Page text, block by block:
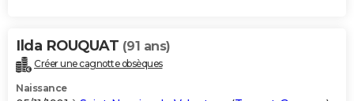
Ilda ROUQUAT (91 ans)
Créer une cagnotte obsèques
Naissance